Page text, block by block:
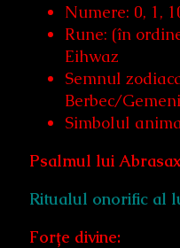
Numere: 0, 1,
Rune: (în
Eihwaz
Semnul
Berbec/Gemeni
Simbolul
Psalmul lui
Ritualul onorific al
Forțe divine: